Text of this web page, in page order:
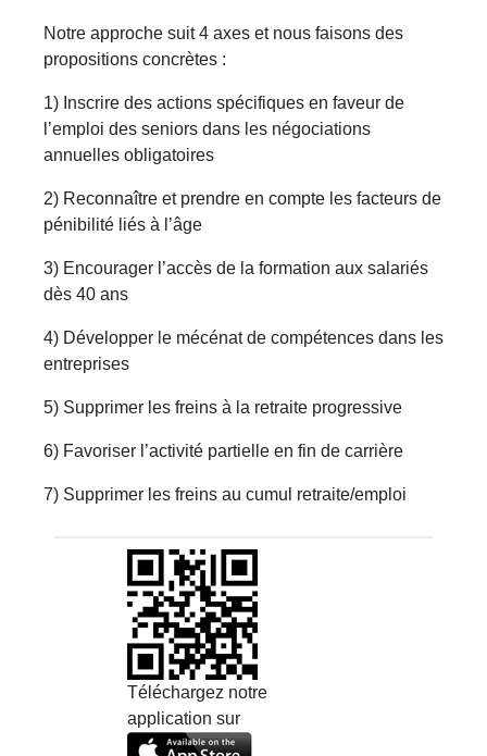
Notre approche suit 4 axes et nous faisons des
propositions concrètes :
1) Inscrire des actions spécifiques en faveur de
l’emploi des seniors dans les négociations
annuelles obligatoires
2) Reconnaître et prendre en compte les facteurs de
pénibilité liés à l’âge
3) Encourager l’accès de la formation aux salariés
dès 40 ans
4) Développer le mécénat de compétences dans les
entreprises
5) Supprimer les freins à la retraite progressive
6) Favoriser l’activité partielle en fin de carrière
7) Supprimer les freins au cumul retraite/emploi
Téléchargez notre
application sur